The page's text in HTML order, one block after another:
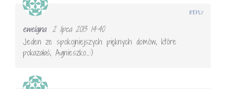
ewelajna 2 lipca 2013 14:40
Jeden ze spokojniejszych pięknych domów, które
pokazałaś, Agnieszko…:)
REPLY